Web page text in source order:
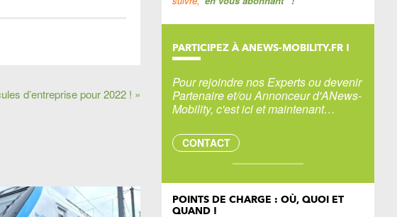
d’entreprise pour 2022 ! »
PARTICIPEZ À ANEWS-MOBILITY.FR !
Pour rejoindre nos Experts ou devenir
Partenaire et/ou Annonceur d'ANews-
Mobility, c'est ici et maintenant…
CONTACT
POINTS DE CHARGE : OÙ, QUOI ET
QUAND !